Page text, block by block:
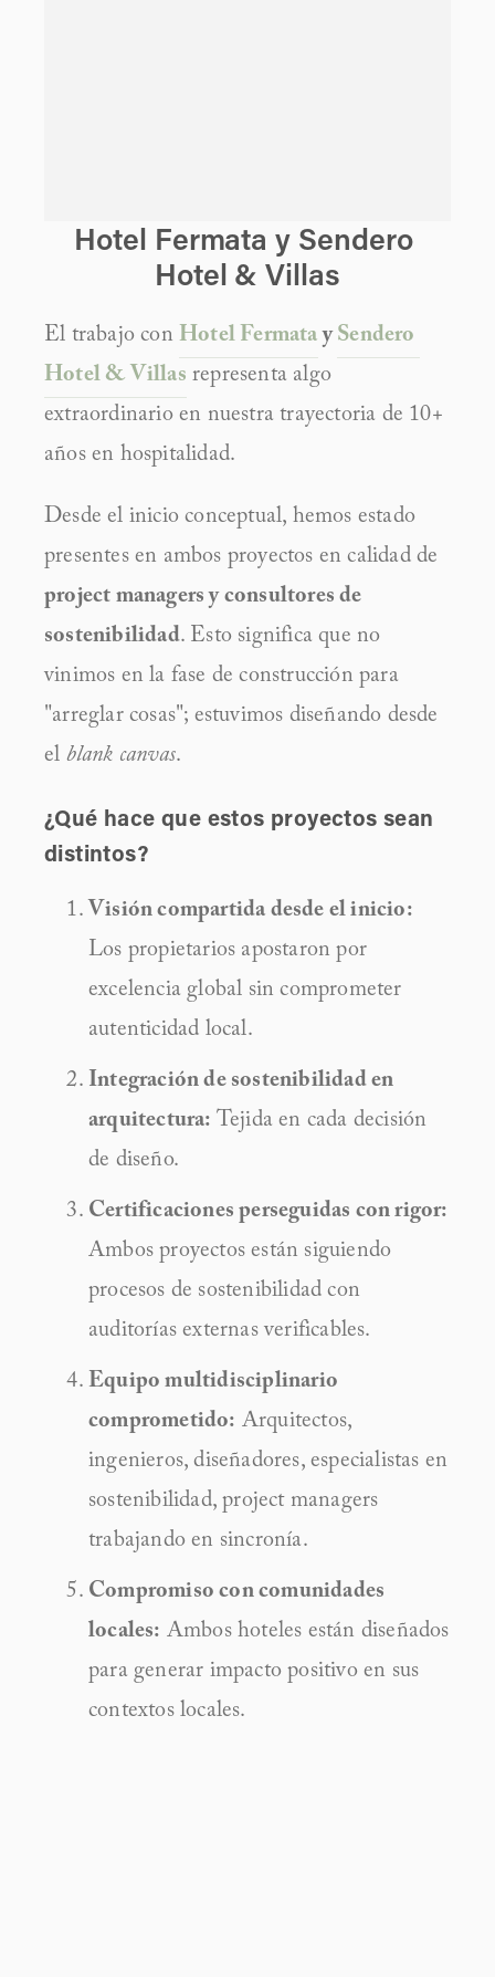
Hotel Fermata y Sendero
Hotel & Villas
El trabajo con Hotel Fermata y Sendero
Hotel & Villas representa algo
extraordinario en nuestra trayectoria de 10+
años en hospitalidad.
Desde el inicio conceptual, hemos estado
project managers y consultores de
sostenibilidad. Esto significa que no
vinimos en la fase de construcción para
"arreglar cosas"; estuvimos diseñando desde
el blank canvas.
¿Qué hace que estos proyectos sean
distintos?
Visión compartida desde el inicio:
Los propietarios apostaron por
excelencia global sin comprometer
autenticidad local.
Integración de sostenibilidad en
arquitectura: Tejida en cada decisión
de diseño.
Certificaciones perseguidas con rigor:
Ambos proyectos están siguiendo
procesos de sostenibilidad con
auditorías externas verificables.
Equipo multidisciplinario
comprometido: Arquitectos,
ingenieros, diseñadores, especialistas en
sostenibilidad, project managers
trabajando en sincronía.
Compromiso con comunidades
locales: Ambos hoteles están diseñados
para generar impacto positivo en sus
contextos locales.